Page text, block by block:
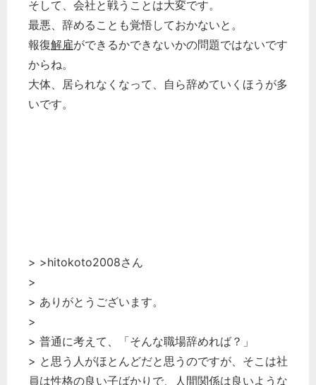
そして、会社と戦うことは大変です。
最悪、辞めることも覚悟しておかないと。
報復解雇ができるかできないかの問題ではないです
からね。
大体、居られなくなって、自ら辞めていくほうが多
いです。
> >hitokoto2008さん
>
> ありがとうございます。
>
> 普通に考えて、「そんな職場辞めれば？」
> と思う人がほとんどだと思うのですが、そこは社
員は性格の良い子ばかりで、人間関係は良いような